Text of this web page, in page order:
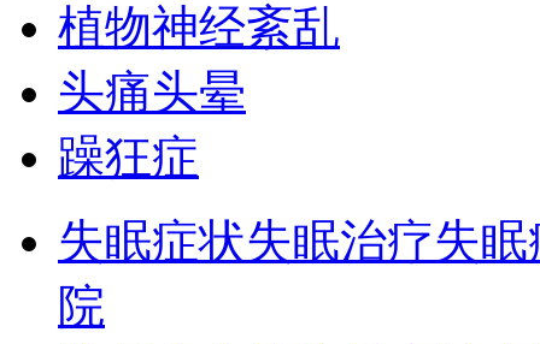
植物神经紊乱
头痛头晕
躁狂症
失眠症状失眠治疗失
院